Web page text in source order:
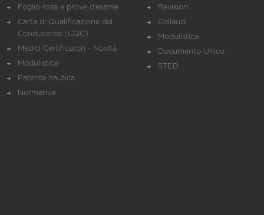
Foglio rosa e prove d’esame
Carta di Qualificazione del
Conducente (CQC)
Medici Certificatori - Novità
Modulistica
Patente nautica
Normativa
Revisioni
Collaudi
Modulistica
Documento Unico
STED